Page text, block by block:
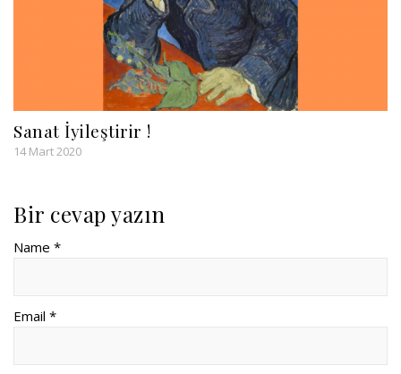
Sanat İyileştirir !
14 Mart 2020
Bir cevap yazın
Name *
Email *